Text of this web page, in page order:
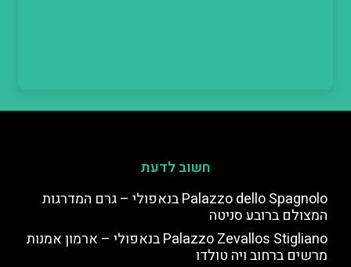
חשוב לדעת
Palazzo dello Spagnolo בנאפולי – גרם המדרגות
המצולם ברובע סניטה
Palazzo Zevallos Stigliano בנאפולי – ארמון אמנות
מרשים ברחוב ויה טולדו